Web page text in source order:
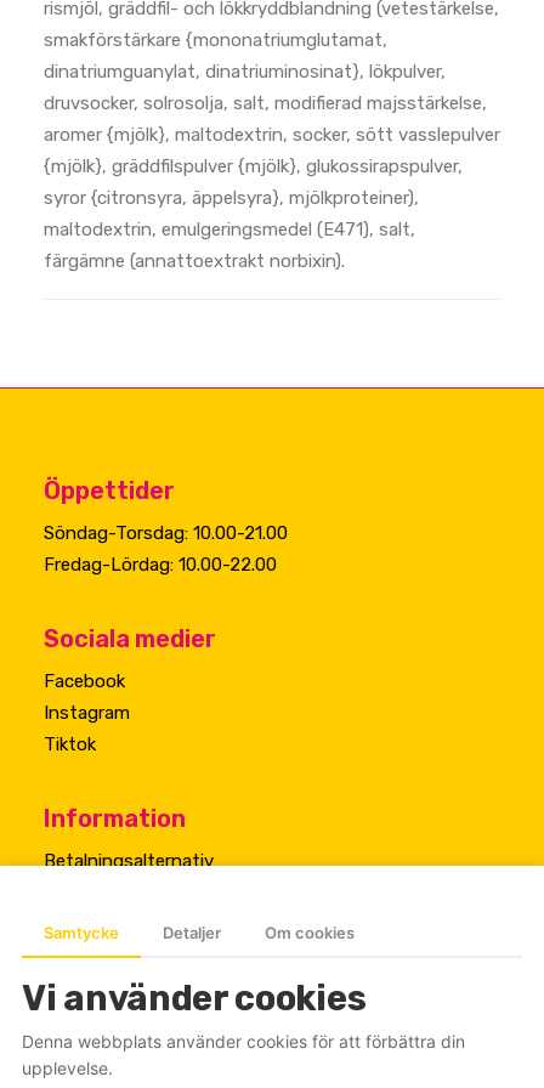
Samtycke Detaljer Om cookies
Vi använder cookies
Denna webbplats använder cookies för att förbättra din
upplevelse.
rismjöl, gräddfil- och lökkryddblandning (vetestärkelse,
smakförstärkare {mononatriumglutamat,
dinatriumguanylat, dinatriuminosinat}, lökpulver,
druvsocker, solrosolja, salt, modifierad majsstärkelse,
aromer {mjölk}, maltodextrin, socker, sött vasslepulver
{mjölk}, gräddfilspulver {mjölk}, glukossirapspulver,
syror {citronsyra, äppelsyra}, mjölkproteiner),
maltodextrin, emulgeringsmedel (E471), salt,
färgämne (annattoextrakt norbixin).
Öppettider
Söndag-Torsdag: 10.00-21.00
Fredag-Lördag: 10.00-22.00
Sociala medier
Facebook
Instagram
Tiktok
Information
Betalningsalternativ